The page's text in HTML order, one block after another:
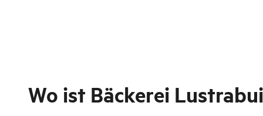
Wo ist Bäckerei Lustrabui